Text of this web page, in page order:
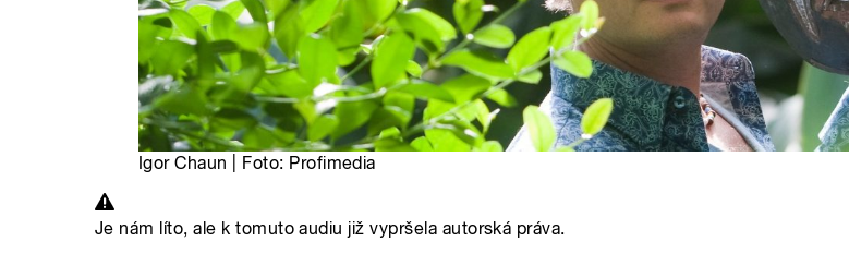
Igor Chaun | Foto: Profimedia
Je nám líto, ale k tomuto audiu již vypršela autorská práva.